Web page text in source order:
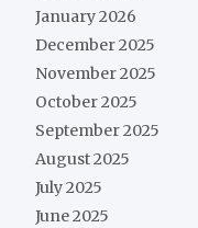
January 2026
December 2025
November 2025
October 2025
September 2025
August 2025
July 2025
June 2025